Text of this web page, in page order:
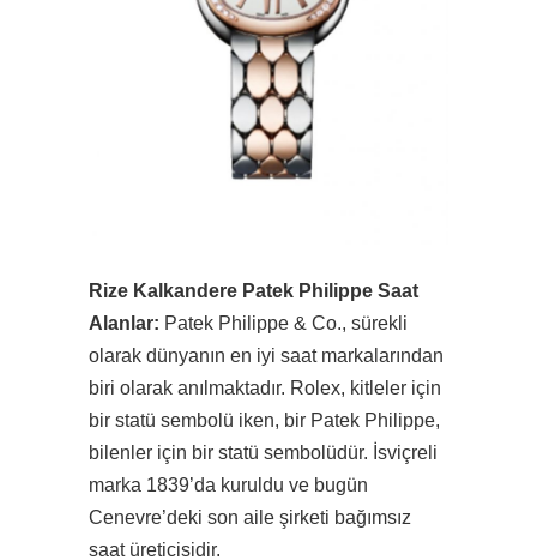
Rize Kalkandere Patek Philippe Saat
Alanlar: Patek Philippe & Co., sürekli
olarak dünyanın en iyi saat markalarından
biri olarak anılmaktadır. Rolex, kitleler için
bir statü sembolü iken, bir Patek Philippe,
bilenler için bir statü sembolüdür. İsviçreli
marka 1839’da kuruldu ve bugün
Cenevre’deki son aile şirketi bağımsız
saat üreticisidir.